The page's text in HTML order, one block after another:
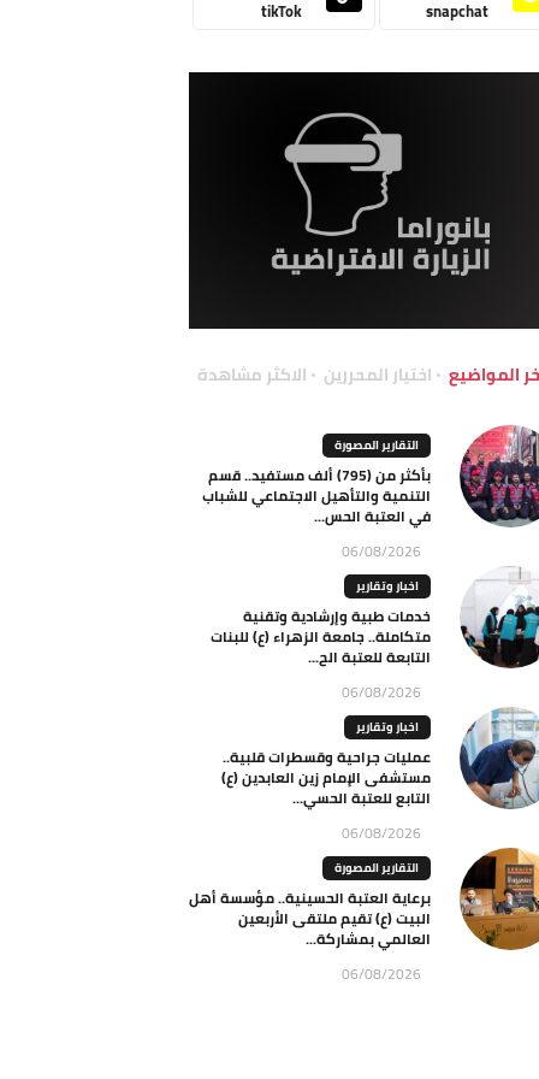
snapchat
tikTok
المواضيع اختيار المحررين الاكثر مشاهدة
التقارير المصورة
بأكثر من (795) ألف مستفيد.. قسم
التنمية والتأهيل الاجتماعي للشباب
في العتبة الحس...
06/08/2026
اخبار وتقارير
خدمات طبية وإرشادية وتقنية
متكاملة.. جامعة الزهراء (ع) للبنات
التابعة للعتبة الح...
06/08/2026
اخبار وتقارير
عمليات جراحية وقسطرات قلبية..
مستشفى الإمام زين العابدين (ع)
التابع للعتبة الحسي...
06/08/2026
التقارير المصورة
برعاية العتبة الحسينية.. مؤسسة أهل
البيت (ع) تقيم ملتقى الأربعين
العالمي بمشاركة...
06/08/2026